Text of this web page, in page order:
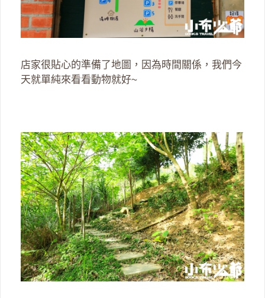
店家很貼心的準備了地圖，因為時間關係，我們今
天就單純來看看動物就好~